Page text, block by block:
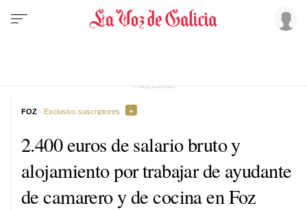
2.400 euros de salario bruto y
alojamiento por trabajar de ayudante
de camarero y de cocina en Foz
FOZ · Exclusivo suscriptores